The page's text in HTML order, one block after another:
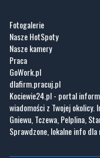
GoWork.pl
dlafirm.pracuj.pl
Kociewie24.pl - portal
wiadomości z Twojej okolicy.
Gniewu, Tczewa, Pelplina,
Sprawdzone, lokalne info dla